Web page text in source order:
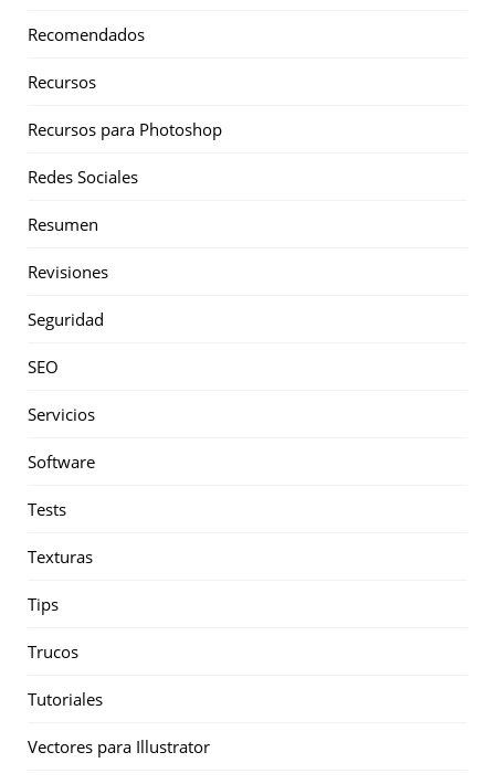
Recomendados
Recursos
Recursos para Photoshop
Redes Sociales
Resumen
Revisiones
Seguridad
SEO
Servicios
Software
Tests
Texturas
Tips
Trucos
Tutoriales
Vectores para Illustrator